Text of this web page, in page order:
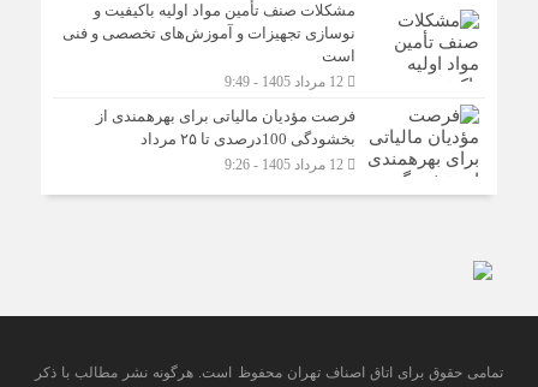
مشکلات صنف تأمین مواد اولیه باکیفیت و
نوسازی تجهیزات و آموزش‌های تخصصی و فنی
است
12 مرداد 1405 - 9:49
فرصت مؤدیان مالیاتی برای بهره‎مندی از
بخشودگی 100درصدی تا ۲۵ مرداد
12 مرداد 1405 - 9:26
تمامی حقوق برای اتاق اصناف تهران محفوظ است. هرگونه نشر مطالب با ذكر